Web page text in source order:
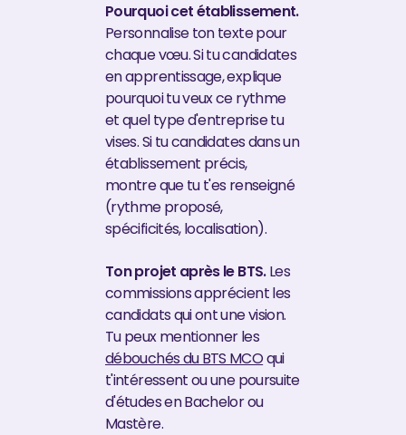
Pourquoi cet établissement.
Personnalise ton texte pour
chaque vœu. Si tu candidates
en apprentissage, explique
pourquoi tu veux ce rythme
et quel type d'entreprise tu
vises. Si tu candidates dans un
établissement précis,
montre que tu t'es renseigné
(rythme proposé,
spécificités, localisation).
Ton projet après le BTS.Les
commissions apprécient les
candidats qui ont une vision.
Tu peux mentionner les
débouchés du BTS MCOqui
t'intéressent ou une poursuite
d'études en Bachelor ou
Mastère.